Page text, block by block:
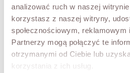
analizować ruch w naszej
korzystasz z naszej witryny,
społecznościowym, reklamowym
Partnerzy mogą połączyć te
otrzymanymi od Ciebie lub
korzystania z ich usług.
NEW! TRY IT ON
DESCRIPTION
The Karl wool coat. Classic, with
the details typical of a trench -